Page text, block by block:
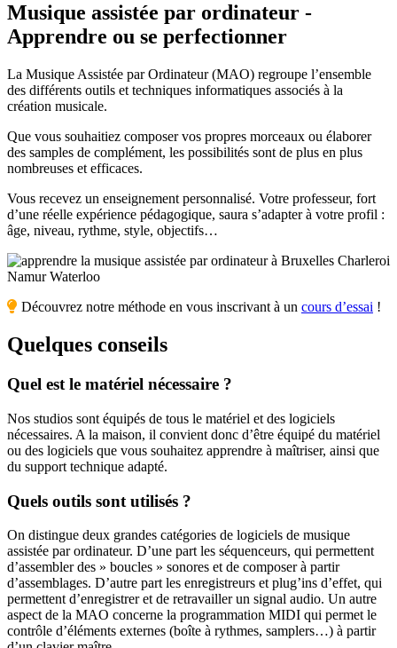
Musique assistée par ordinateur -
Apprendre ou se perfectionner
La Musique Assistée par Ordinateur (MAO) regroupe l’ensemble
des différents outils et techniques informatiques associés à la
création musicale.
Que vous souhaitiez composer vos propres morceaux ou élaborer
des samples de complément, les possibilités sont de plus en plus
nombreuses et efficaces.
Vous recevez un enseignement personnalisé. Votre professeur, fort
d’une réelle expérience pédagogique, saura s’adapter à votre profil :
âge, niveau, rythme, style, objectifs…
Découvrez notre méthode en vous inscrivant à un cours d’essai !
Quelques conseils
Quel est le matériel nécessaire ?
Nos studios sont équipés de tous le matériel et des logiciels
nécessaires. A la maison, il convient donc d’être équipé du matériel
ou des logiciels que vous souhaitez apprendre à maîtriser, ainsi que
du support technique adapté.
Quels outils sont utilisés ?
On distingue deux grandes catégories de logiciels de musique
assistée par ordinateur. D’une part les séquenceurs, qui permettent
d’assembler des » boucles » sonores et de composer à partir
d’assemblages. D’autre part les enregistreurs et plug’ins d’effet, qui
permettent d’enregistrer et de retravailler un signal audio. Un autre
aspect de la MAO concerne la programmation MIDI qui permet le
contrôle d’éléments externes (boîte à rythmes, samplers…) à partir